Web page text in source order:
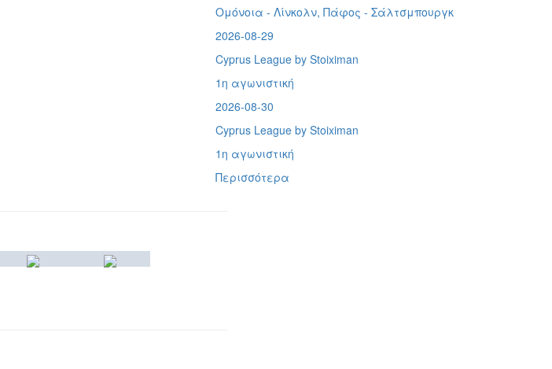
Ομόνοια - Λίνκολν, Πάφος - Σάλτσμπουργκ
2026-08-29
Cyprus League by Stoiximan
1η αγωνιστική
2026-08-30
Cyprus League by Stoiximan
1η αγωνιστική
Περισσότερα